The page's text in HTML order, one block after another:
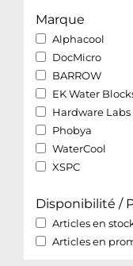
Marque
Alphacool
DocMicro
BARROW
EK Water
Hardware Labs
Phobya
WaterCool
XSPC
Disponibilité /
Articles en
Articles en